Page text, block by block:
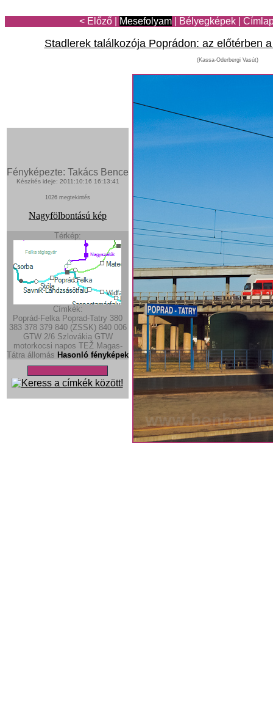
< Előző Mesefolyam Bélyegképek
Stadlerek találkozója Poprádon: az előtérben
(Kassa-Oderbergi Vasút)
Fényképezte: Takács Bence
Készítés ideje: 2011:10:16 16:13:41
1026 megtekintés
Nagyfölbontású kép
Térkép:
Címkék:
Poprád-Felka Poprad-Tatry 380
383 378 379 840 (ZSSK) 840 006
GTW 2/6 Szlovákia GTW
motorkocsi napos TEŽ Magas-
Tátra állomás Hasonló fényképek